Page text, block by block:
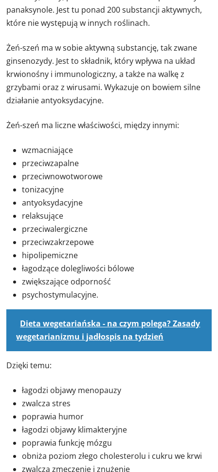
panaksynole. Jest tu ponad 200 substancji aktywnych,
które nie występują w innych roślinach.
Żeń-szeń ma w sobie aktywną substancję, tak zwane
ginsenozydy. Jest to składnik, który wpływa na układ
krwionośny i immunologiczny, a także na walkę z
grzybami oraz z wirusami. Wykazuje on bowiem silne
działanie antyoksydacyjne.
Żeń-szeń ma liczne właściwości, między innymi:
wzmacniające
przeciwzapalne
przeciwnowotworowe
tonizacyjne
antyoksydacyjne
relaksujące
przeciwalergiczne
przeciwzakrzepowe
hipolipemiczne
łagodzące dolegliwości bólowe
zwiększające odporność
psychostymulacyjne.
Dieta wegetariańska - na czym polega? Zasady
wegetarianizmu i jadłospis na tydzień
Dzięki temu:
łagodzi objawy menopauzy
zwalcza stres
poprawia humor
łagodzi objawy klimakteryjne
poprawia funkcję mózgu
obniża poziom złego cholesterolu i cukru we krwi
zwalcza zmęczenie i znużenie